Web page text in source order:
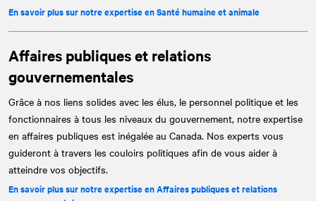
En savoir plus sur notre expertise en Santé humaine et animale
Affaires publiques et relations
gouvernementales
Grâce à nos liens solides avec les élus, le personnel politique et les
fonctionnaires à tous les niveaux du gouvernement, notre expertise
en affaires publiques est inégalée au Canada. Nos experts vous
guideront à travers les couloirs politiques afin de vous aider à
atteindre vos objectifs.
En savoir plus sur notre expertise en Affaires publiques et relations